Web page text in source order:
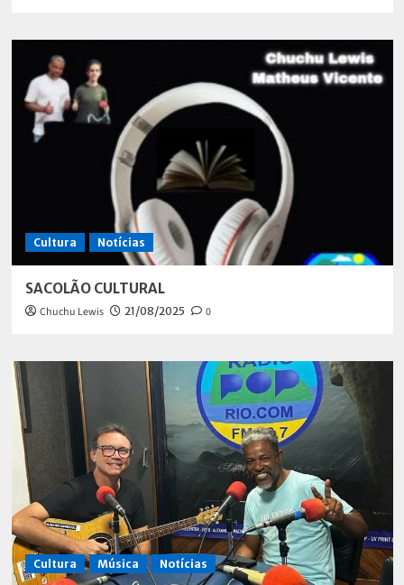
Cultura Notícias
SACOLÃO CULTURAL
Chuchu Lewis 21/08/2025 0
Cultura Música Notícias